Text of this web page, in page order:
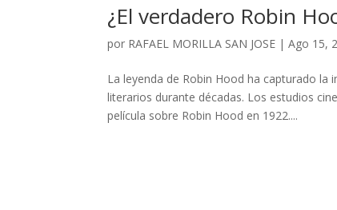
¿El verdadero Robin
por RAFAEL MORILLA SAN JOSE |Ago 15,
La leyenda de Robin Hood ha capturado
literarios durante décadas. Los estudios
película sobre Robin Hood en 1922....